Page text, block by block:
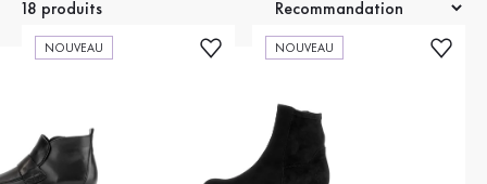
18 produits
NOUVEAU NOUVEAU